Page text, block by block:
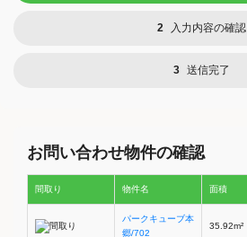
2 入力内容の確認
3 送信完了
お問い合わせ物件の確認
間取り 物件名 面積
パークキューブ本
郷/702
35.92m²